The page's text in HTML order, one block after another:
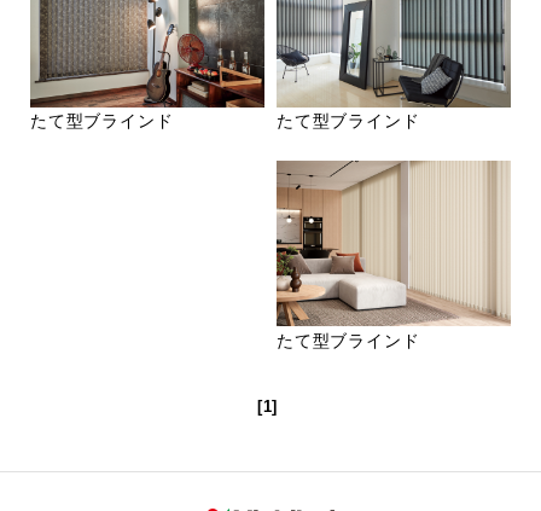
たて型ブラインド たて型ブラインド
たて型ブラインド
[1]